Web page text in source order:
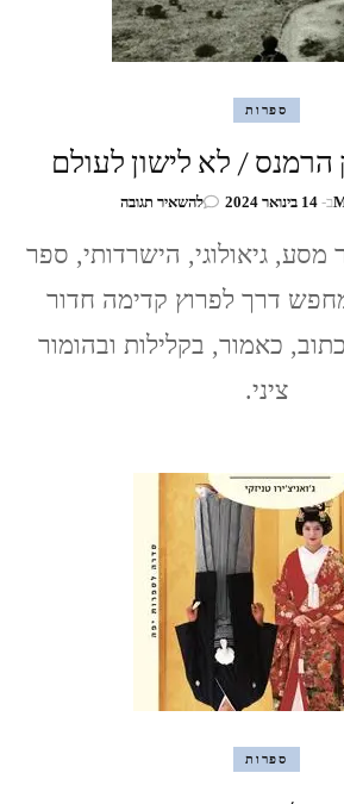
ספרות
הרמנס / לא לישון לעולם
ב-14 בינואר 2024 להשאיר תגובהבנושא
פרדריק
/
לישון
גיאולוגי, הישרדותי, ספר
דרך לפרוץ קדימה חדור
כאמור, בקלילות ובהומור
ציני.
ספרות